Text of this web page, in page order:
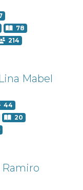
78
214
Mabel
44
20
Ramiro